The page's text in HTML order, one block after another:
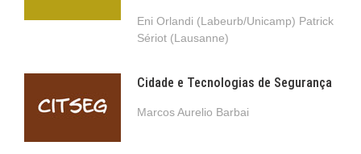
Eni Orlandi (Labeurb/Unicamp) Patrick
Sériot (Lausanne)
Cidade e Tecnologias de Segurança
Marcos Aurelio Barbai